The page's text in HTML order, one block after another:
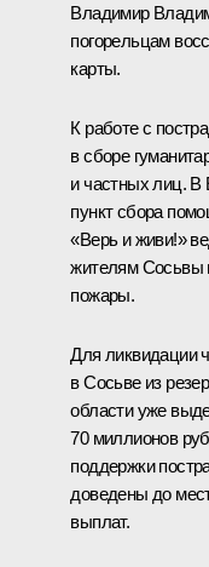
Владимир
погорельцам
карты.
К работе с
в сборе
и частных лиц. В
пункт сбора
«Верь и живи!»
жителям Сосьвы
пожары.
Для ликвидации
в Сосьве из
области уже
70 миллионов
поддержки
доведены до
выплат.